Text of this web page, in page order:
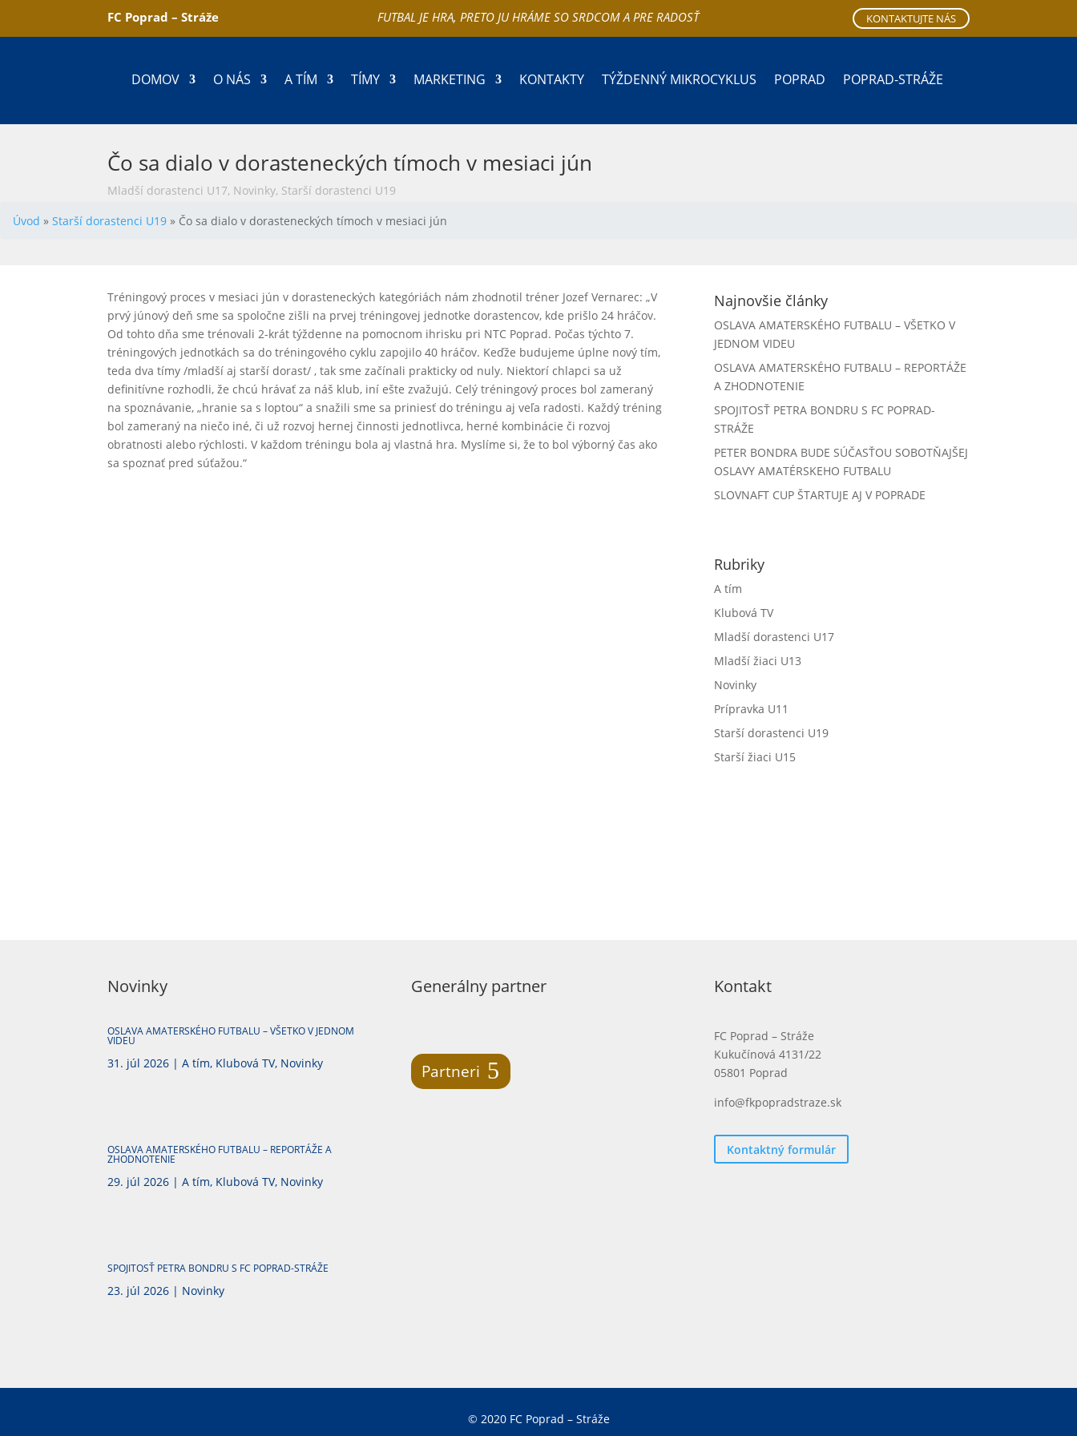
FC Poprad – Stráže FUTBAL JE HRA, PRETO JU HRÁME SO SRDCOM A PRE RADOSŤ KONTAKTUJTE NÁS
DOMOV O NÁS A TÍM TÍMY MARKETING KONTAKTY TÝŽDENNÝ MIKROCYKLUS POPRAD POPRAD-STRÁŽE
Čo sa dialo v dorasteneckých tímoch v mesiaci jún
Mladší dorastenci U17, Novinky, Starší dorastenci U19
Úvod » Starší dorastenci U19 » Čo sa dialo v dorasteneckých tímoch v mesiaci jún
Tréningový proces v mesiaci jún v dorasteneckých kategóriách nám zhodnotil tréner Jozef Vernarec: „V
prvý júnový deň sme sa spoločne zišli na prvej tréningovej jednotke dorastencov, kde prišlo 24 hráčov.
Od tohto dňa sme trénovali 2-krát týždenne na pomocnom ihrisku pri NTC Poprad. Počas týchto 7.
tréningových jednotkách sa do tréningového cyklu zapojilo 40 hráčov. Keďže budujeme úplne nový tím,
teda dva tímy /mladší aj starší dorast/ , tak sme začínali prakticky od nuly. Niektorí chlapci sa už
definitívne rozhodli, že chcú hrávať za náš klub, iní ešte zvažujú. Celý tréningový proces bol zameraný
na spoznávanie, „hranie sa s loptou“ a snažili sme sa priniesť do tréningu aj veľa radosti. Každý tréning
bol zameraný na niečo iné, či už rozvoj hernej činnosti jednotlivca, herné kombinácie či rozvoj
obratnosti alebo rýchlosti. V každom tréningu bola aj vlastná hra. Myslíme si, že to bol výborný čas ako
sa spoznať pred súťažou.“
Najnovšie články
OSLAVA AMATERSKÉHO FUTBALU – VŠETKO V
JEDNOM VIDEU
OSLAVA AMATERSKÉHO FUTBALU – REPORTÁŽE
A ZHODNOTENIE
SPOJITOSŤ PETRA BONDRU S FC POPRAD-
STRÁŽE
PETER BONDRA BUDE SÚČASŤOU SOBOTŇAJŠEJ
OSLAVY AMATÉRSKEHO FUTBALU
SLOVNAFT CUP ŠTARTUJE AJ V POPRADE
Rubriky
A tím
Klubová TV
Mladší dorastenci U17
Mladší žiaci U13
Novinky
Prípravka U11
Starší dorastenci U19
Starší žiaci U15
Novinky
OSLAVA AMATERSKÉHO FUTBALU – VŠETKO V JEDNOM
VIDEU
31. júl 2026 |A tím, Klubová TV, Novinky
OSLAVA AMATERSKÉHO FUTBALU – REPORTÁŽE A
ZHODNOTENIE
29. júl 2026 |A tím, Klubová TV, Novinky
SPOJITOSŤ PETRA BONDRU S FC POPRAD-STRÁŽE
23. júl 2026 | Novinky
Generálny partner
Partneri
Kontakt
FC Poprad – Stráže
Kukučínová 4131/22
05801 Poprad
info@fkpopradstraze.sk
Kontaktný formulár
© 2020 FC Poprad – Stráže